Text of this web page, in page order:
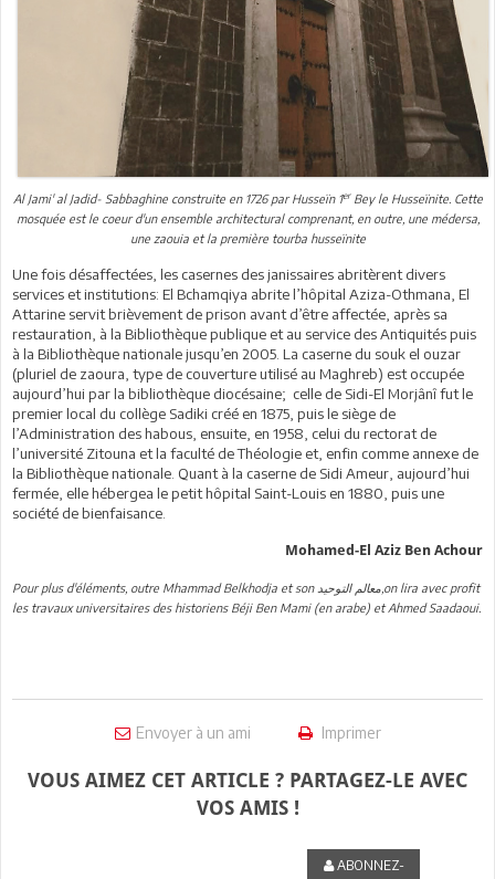
Al Jami' al Jadid- Sabbaghine construite en 1726 par Husseïn 1erBey le Husseïnite. Cette
mosquée est le coeur d'un ensemble architectural comprenant, en outre, une médersa,
une zaouia et la première tourba husseïnite
Une fois désaffectées, les casernes des janissaires abritèrent divers
services et institutions: El Bchamqiya abrite l’hôpital Aziza-Othmana, El
Attarine servit brièvement de prison avant d’être affectée, après sa
restauration, à la Bibliothèque publique et au service des Antiquités puis
à la Bibliothèque nationale jusqu’en 2005. La caserne du souk el ouzar
(pluriel de zaoura, type de couverture utilisé au Maghreb) est occupée
aujourd’hui par la bibliothèque diocésaine; celle de Sidi-El Morjânî fut le
premier local du collège Sadiki créé en 1875, puis le siège de
l’Administration des habous, ensuite, en 1958, celui du rectorat de
l’université Zitouna et la faculté de Théologie et, enfin comme annexe de
la Bibliothèque nationale. Quant à la caserne de Sidi Ameur, aujourd’hui
fermée, elle hébergea le petit hôpital Saint-Louis en 1880, puis une
société de bienfaisance.
Mohamed-El Aziz Ben Achour
Pour plus d'éléments, outre Mhammad Belkhodja et son معالم التوحيد,on lira avec profit
les travaux universitaires des historiens Béji Ben Mami (en arabe) et Ahmed Saadaoui.
Envoyer à un ami Imprimer
VOUS AIMEZ CET ARTICLE ? PARTAGEZ-LE AVEC
VOS AMIS !
ABONNEZ-